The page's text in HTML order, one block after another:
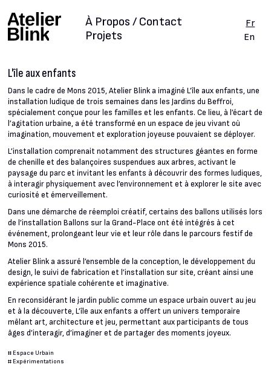
Projets
À Propos / Contact
Fr
En
L'île aux enfants
Dans le cadre de Mons 2015, Atelier Blink a imaginé L’île aux enfants, une
installation ludique de trois semaines dans les Jardins du Beffroi,
spécialement conçue pour les familles et les enfants. Ce lieu, à l’écart de
l’agitation urbaine, a été transformé en un espace de jeu vivant où
imagination, mouvement et exploration joyeuse pouvaient se déployer.
L’installation comprenait notamment des structures géantes en forme
de chenille et des balançoires suspendues aux arbres, activant le
paysage du parc et invitant les enfants à découvrir des formes ludiques,
à interagir physiquement avec l’environnement et à explorer le site avec
curiosité et émerveillement.
Dans une démarche de réemploi créatif, certains des ballons utilisés lors
de l’installation Ballons sur la Grand-Place ont été intégrés à cet
événement, prolongeant leur vie et leur rôle dans le parcours festif de
Mons 2015.
Atelier Blink a assuré l’ensemble de la conception, le développement du
design, le suivi de fabrication et l’installation sur site, créant ainsi une
expérience spatiale cohérente et imaginative.
En reconsidérant le jardin public comme un espace urbain ouvert au jeu
et à la découverte, L’île aux enfants a offert un univers temporaire
mêlant art, architecture et jeu, permettant aux participants de tous
âges d’interagir, d’imaginer et de partager des moments joyeux.
# Espace Urbain
# Expérimentations